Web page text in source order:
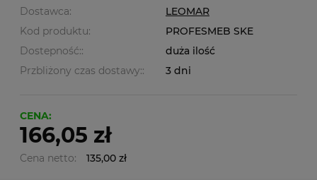
Dostawca:
LEOMAR
Kod produktu:
PROFESMEB SKE
Dostepność::
duża ilość
Przbliżony czas dostawy::
3 dni
CENA:
166,05 zł
Cena netto: 135,00 zł